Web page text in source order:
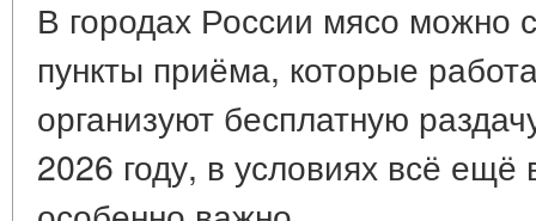
В городах России мясо можно
пункты приёма, которые
организуют бесплатную
2026 году, в условиях всё